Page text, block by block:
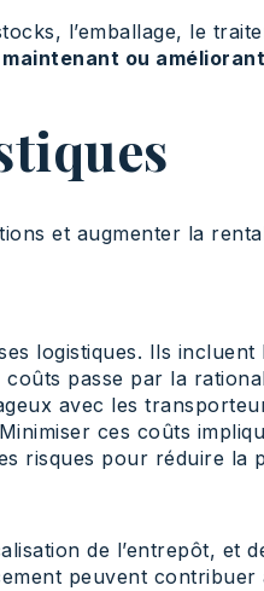
l’emballage, le
ou
et augmenter la
logistiques. Ils
passe par la
avec les
ces coûts
risques pour réduire la
de l’entrepôt, et
peuvent contribuer